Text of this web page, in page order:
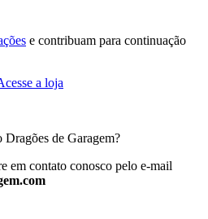
e contribuam para continuação
a loja
Dragões de Garagem?
em contato conosco pelo e-mail